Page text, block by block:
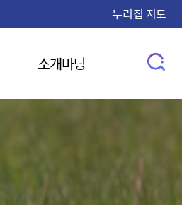
누리집 지도
소개마당